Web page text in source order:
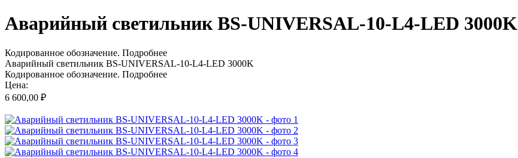
Аварийный светильник BS-UNIVERSAL-10-L4-LED 3000K
Кодированное обозначение. Подробнее
Аварийный светильник BS-UNIVERSAL-10-L4-LED 3000K
Кодированное обозначение. Подробнее
Цена:
6 600,00 ₽